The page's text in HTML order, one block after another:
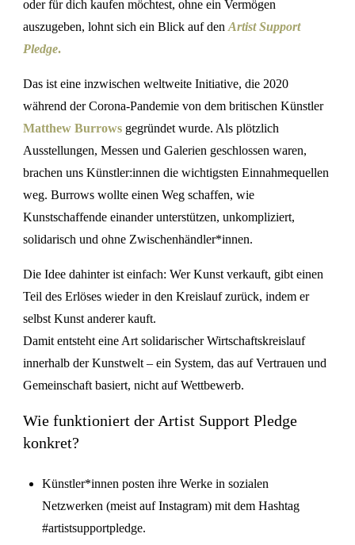
oder für dich kaufen möchtest, ohne ein Vermögen
auszugeben, lohnt sich ein Blick auf den Artist Support
Pledge.
Das ist eine inzwischen weltweite Initiative, die 2020
während der Corona-Pandemie von dem britischen Künstler
Matthew Burrows gegründet wurde. Als plötzlich
Ausstellungen, Messen und Galerien geschlossen waren,
brachen uns Künstler:innen die wichtigsten Einnahmequellen
weg. Burrows wollte einen Weg schaffen, wie
Kunstschaffende einander unterstützen, unkompliziert,
solidarisch und ohne Zwischenhändler*innen.
Die Idee dahinter ist einfach: Wer Kunst verkauft, gibt einen
Teil des Erlöses wieder in den Kreislauf zurück, indem er
selbst Kunst anderer kauft.
Damit entsteht eine Art solidarischer Wirtschaftskreislauf
innerhalb der Kunstwelt – ein System, das auf Vertrauen und
Gemeinschaft basiert, nicht auf Wettbewerb.
Wie funktioniert der Artist Support Pledge
konkret?
Künstler*innen posten ihre Werke in sozialen
Netzwerken (meist auf Instagram) mit dem Hashtag
#artistsupportpledge.